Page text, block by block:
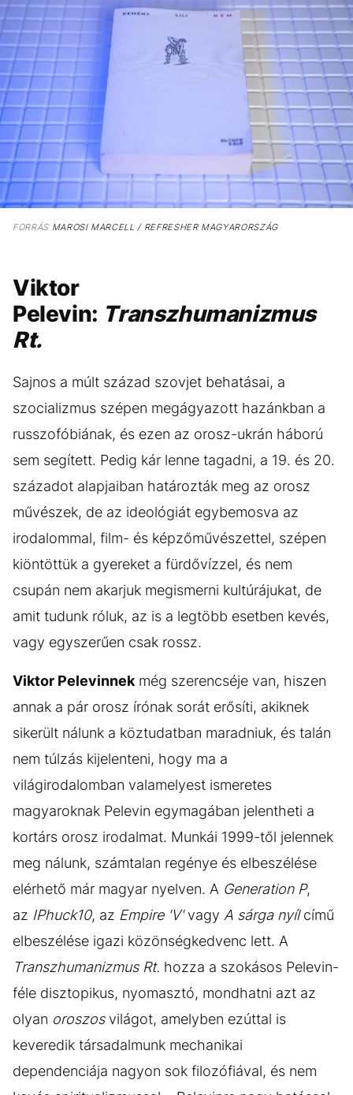
FORRÁSMAROSI MARCELL / REFRESHER MAGYARORSZÁG
Viktor
Pelevin: Transzhumanizmus
Rt.
Sajnos a múlt század szovjet behatásai, a
szocializmus szépen megágyazott hazánkban a
russzofóbiának, és ezen az orosz-ukrán háború
sem segített. Pedig kár lenne tagadni, a 19. és 20.
századot alapjaiban határozták meg az orosz
művészek, de az ideológiát egybemosva az
irodalommal, film- és képzőművészettel, szépen
kiöntöttük a gyereket a fürdővízzel, és nem
csupán nem akarjuk megismerni kultúrájukat, de
amit tudunk róluk, az is a legtöbb esetben kevés,
vagy egyszerűen csak rossz.
Viktor Pelevinnekmég szerencséje van, hiszen
annak a pár orosz írónak sorát erősíti, akiknek
sikerült nálunk a köztudatban maradniuk, és talán
nem túlzás kijelenteni, hogy ma a
világirodalomban valamelyest ismeretes
magyaroknak Pelevin egymagában jelentheti a
kortárs orosz irodalmat. Munkái 1999-től jelennek
meg nálunk, számtalan regénye és elbeszélése
elérhető már magyar nyelven. A Generation P,
az IPhuck10, az Empire 'V'vagy A sárga nyílcímű
elbeszélése igazi közönségkedvenc lett. A
Transzhumanizmus Rt. hozza a szokásos Pelevin-
féle disztopikus, nyomasztó, mondhatni azt az
olyan oroszosvilágot, amelyben ezúttal is
keveredik társadalmunk mechanikai
dependenciája nagyon sok filozófiával, és nem